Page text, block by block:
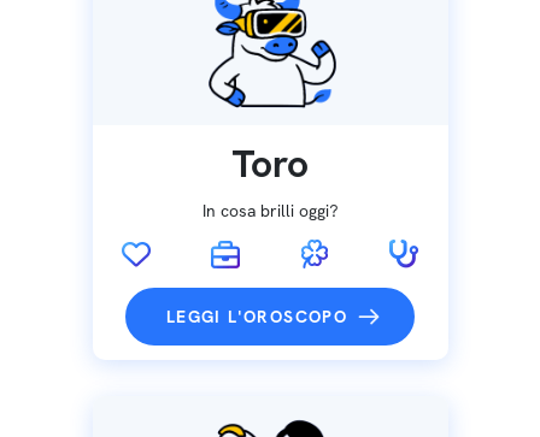
Toro
In cosa brilli oggi?
LEGGI L'OROSCOPO